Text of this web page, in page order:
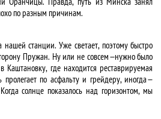
по разным причинам.
станции. Уже светает, поэтому быстро
Пружан. Ну или не совсем — нужно было
Каштановку, где находится реставрируемая
по асфальту и грейдеру, иногда —
солнце показалось над горизонтом, мы